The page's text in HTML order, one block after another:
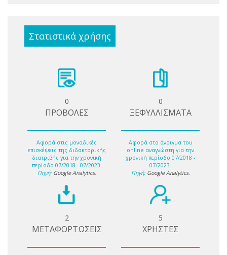
Στατιστικά χρήσης
0
ΠΡΟΒΟΛΕΣ
Αφορά στις μοναδικές
επισκέψεις της διδακτορικής
διατριβής για την χρονική
περίοδο 07/2018 - 07/2023.
Πηγή: Google Analytics.
0
ΞΕΦΥΛΛΙΣΜΑΤΑ
Αφορά στο άνοιγμα του
online αναγνώστη για την
χρονική περίοδο 07/2018 -
07/2023.
Πηγή: Google Analytics.
2
ΜΕΤΑΦΟΡΤΩΣΕΙΣ
5
ΧΡΗΣΤΕΣ